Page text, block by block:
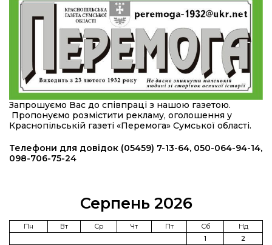
12:24
23 лип
Покинув безпечне життя за кордоном, щоб
захистити рідну землю: пам’яті Сергія
Балабаєнка (ВІДЕО)
23 лип
Командир гармати Руслан Козирін: «Змінити
підрозділ чи бригаду – навіть думки не було»
20:36
22 лип
Нова кав’ярня в Сумах: як родина військового
з Краснопілля відкрила «Лев каву» за грантові
кошти (ВІДЕО)
14:37
21 лип
Захищав кордон до останнього подиху:
пам’яті полеглого прикордонника Олександра
Від штанги до «крил»: як спорт і характер
колишнього паверліфтера гартують перемогу
Запрошуємо Вас до співпраці з нашою газетою.
Пропонуємо розмістити рекламу, оголошення у
Краснопільській газеті «Перемога» Сумської області.
Телефони для довідок (05459) 7-13-64, 050-064-94-14,
098-706-75-24
Серпень 2026
Пн Вт Ср Чт Пт Сб
Нд
1
2